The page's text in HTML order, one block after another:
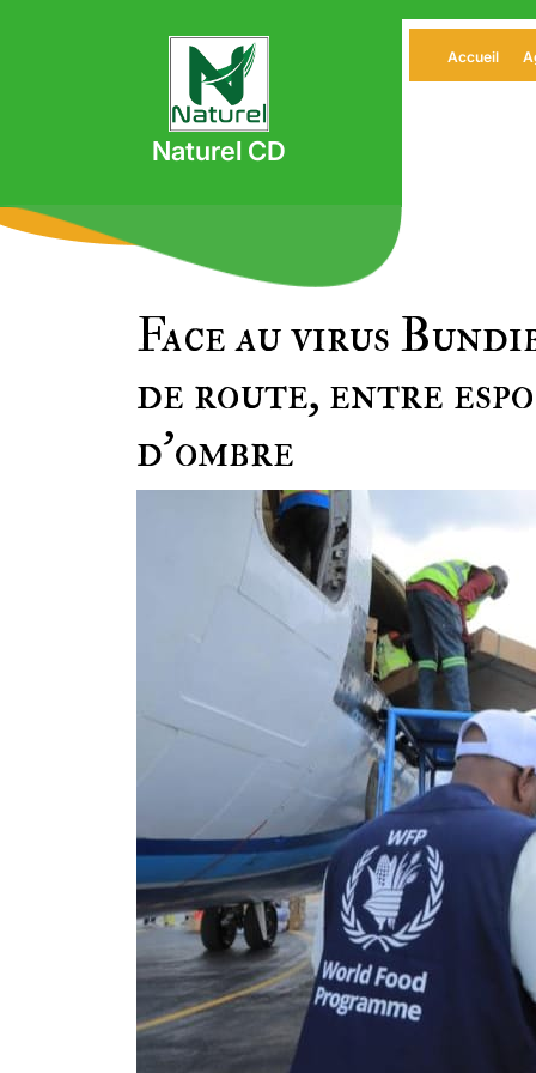
Naturel CD
Accueil
Face au virus
de route, entre
d’ombre